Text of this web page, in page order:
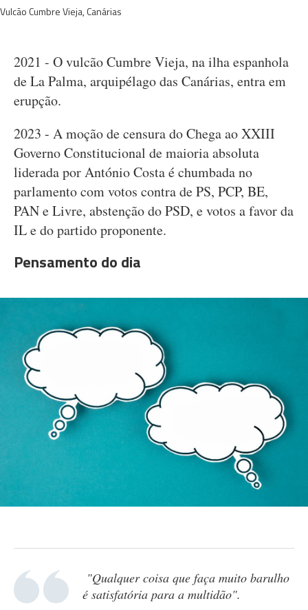
Vulcão Cumbre Vieja, Canárias
2021 - O vulcão Cumbre Vieja, na ilha espanhola
de La Palma, arquipélago das Canárias, entra em
erupção.
2023 - A moção de censura do Chega ao XXIII
Governo Constitucional de maioria absoluta
liderada por António Costa é chumbada no
parlamento com votos contra de PS, PCP, BE,
PAN e Livre, abstenção do PSD, e votos a favor da
IL e do partido proponente.
Pensamento do dia
"Qualquer coisa que faça muito barulho
é satisfatória para a multidão".